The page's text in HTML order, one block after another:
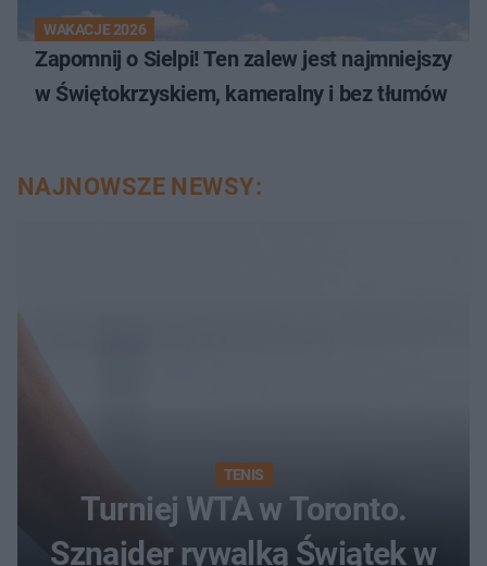
WAKACJE 2026
Zapomnij o Sielpi! Ten zalew jest najmniejszy
w Świętokrzyskiem, kameralny i bez tłumów
NAJNOWSZE NEWSY:
TENIS
Turniej WTA w Toronto.
Sznajder rywalką Świątek w